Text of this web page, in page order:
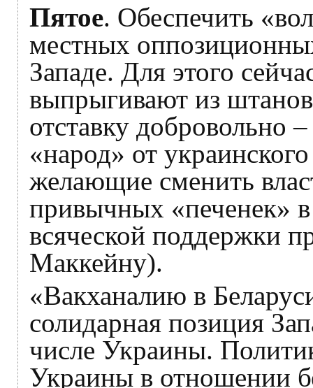
Пятое. Обеспечить
местных
Западе. Для этого
выпрыгивают из
отставку добровольно
«народ» от
желающие сменить
привычных «печенек»
всяческой поддержки
Маккейну).
«Вакханалию в
солидарная позиция
числе Украины.
Украины в отношении